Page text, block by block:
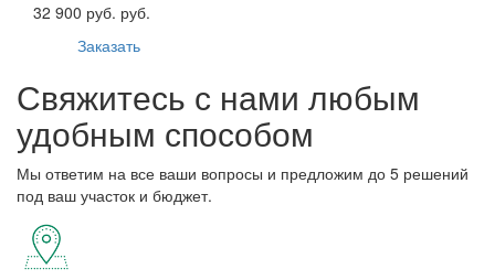
32 900 руб. руб.
Заказать
Свяжитесь с нами любым
удобным способом
Мы ответим на все ваши вопросы и предложим до 5 решений
под ваш участок и бюджет.